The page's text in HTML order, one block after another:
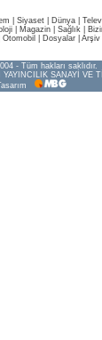
Siyaset Dünya |
Magazin Sağlık
Otomobil Dosyalar| Arşiv
- Tüm hakları saklıdır.
SANAYİ VE